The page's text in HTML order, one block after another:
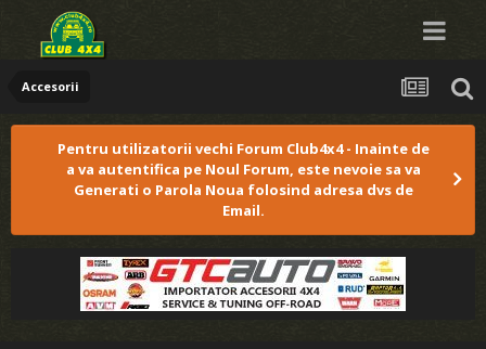
Accesorii
Pentru utilizatorii vechi Forum Club4x4 - Inainte de
a va autentifica pe Noul Forum, este nevoie sa va
Generati o Parola Noua folosind adresa dvs de
Email.